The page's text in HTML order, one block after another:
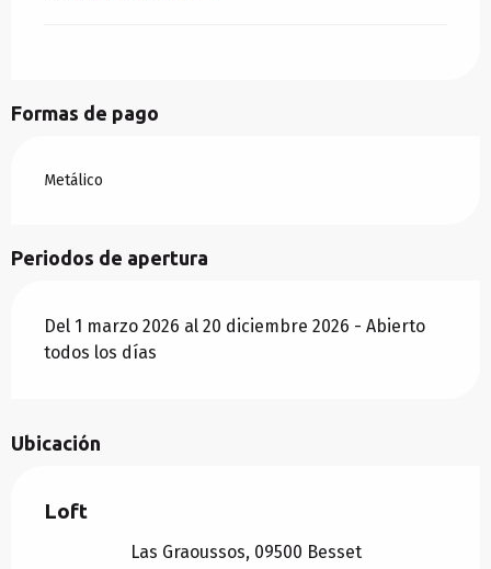
Formas de pago
Metálico
Periodos de apertura
Del 1 marzo 2026 al 20 diciembre 2026 - Abierto
todos los días
Ubicación
Loft
Las Graoussos, 09500 Besset